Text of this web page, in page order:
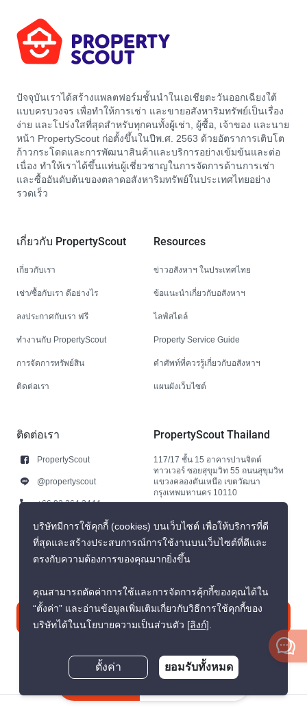
ปัจจุบันเราได้สร้างแพลตฟอร์มชั้นนำในเอเชียตะวันออกเฉียงใต้
แบบครบวงจร เพื่อทำให้การเช่า และขายอสังหาริมทรัพย์เป็นเรื่อง
ง่าย และโปร่งใสที่สุดสำหรับทุกคนทั้งผู้เช่า, ผู้ซื้อ, เจ้าของ และนาย
หน้า PropertyScout ก่อตั้งขึ้นในปีพ.ศ. 2563 ด้วยอัตราการเติบโต
ก้าวกระโดดและการพัฒนาสินค้าและบริการอย่างเข้มข้นและต่อ
เนื่อง ทำให้เราได้ขึ้นแท่นผู้เชี่ยวชาญในการจัดการด้านการเช่า
และซื้ออันดับต้นของตลาดอสังหาริมทรัพย์ในประเทศไทยอย่าง
รวดเร็ว
เกี่ยวกับ PropertyScout
เกี่ยวกับเรา
เช่า/ซื้อกับเรา ดีอย่างไร
ลงประกาศกับเรา ฟรี
ทำงานกับ PropertyScout
การจัดการทรัพย์สิน
ติดต่อเรา
Resources
ข่าวอสังหาฯ ในประเทศไทย
ข้อแนะนำเกี่ยวกับอสังหาฯ
ไลฟ์สไตล์
Property Service Guide
คำศัพท์ที่ควรรู้เกี่ยวกับอสังหาฯ
แผนผังเว็บไซต์
ติดต่อเรา
PropertyScout
@propertyscout
+66 92 264 3444
+66 92 264 3444
contact@propertyscout.co.th
PropertyScout Thailand
117/17 ชั้น 15 อาคารปานจิตต์
ทาวเวอร์ ซอยสุขุมวิท 55 ถนนสุขุมวิท
แขวงคลองตันเหนือ เขตวัฒนา
กรุงเทพมหานคร 10110
ติดต่อเรา
บริษัทมีการใช้คุกกี้ (cookies) บนเว็บไซต์ เพื่อให้บริการที่ดี
ที่สุดและสร้างประสบการณ์การใช้งานบนเว็บไซต์ที่ดีและ
ตรงกับความต้องการของคุณมากยิ่งขึ้น
คุณสามารถตัดค่าการใช้และการจัดการคุ้กกี้ของคุณได้ใน
“ตั้งค่า” และอ่านข้อมูลเพิ่มเติมเกี่ยวกับวิธีการใช้คุกกี้ของ
บริษัทได้ในนโยบายความเป็นส่วนตัว [ลิงก์].
ตั้งค่า ยอมรับทั้งหมด